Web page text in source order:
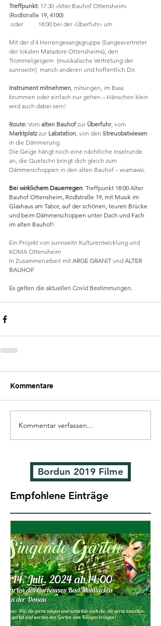
Treffpunkt: 17:30 ›Alter Bauhof Ottensheim‹
(Rodlstraße 19, 4100)
oder          18:00 bei der ›Überfuhr‹ um
Mit der d`4 Herrengesangsgruppe (Sangesvertreter
der lokalen Matadore Ottensheims), den
Trommelgeigern  (musikalische Vertretung der
sunnseitn)  manch anderen und hoffentlich Dir.
Instrument mitnehmen, mitsingen, im Bass
brummen oder einfach nur gehen – Hänschen klein
wird auch dabei sein!
Route: Vom alten Bauhof zur Überfuhr, vom
Marktplatz zur Labstation, von den Streuobstwiesen
in die Dämmerung.
Die Geige hängt noch eine nächtliche Inselrunde
an, die Quetschn bringt dich gleich zum
Dämmerschoppen in den alten Bauhof – wiamawü.
Bei wirklichem Dauerregen: Treffpunkt 18:00 Alter
Bauhof Ottensheim, Rodlstraße 19, mit Musik im
Glashaus am Tabor, auf der schönen, teuren Brücke
und beim Dämmerschoppen unter Dach und Fach
im alten Bauhof!
Ein Projekt von sunnseitn Kulturentwicklung und
KOMA Ottensheim
In Zusammenarbeit mit ARGE GRANiT und ALTER
BAUHOF
Es gelten die aktuellen Covid Bestimmungen.
Kommentare
Kommentar verfassen...
Bordun 2019 Filme
Empfohlene Einträge